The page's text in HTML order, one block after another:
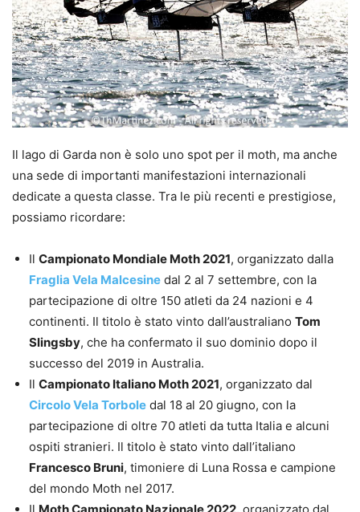
Il lago di Garda non è solo uno spot per il moth, ma anche
una sede di importanti manifestazioni internazionali
dedicate a questa classe. Tra le più recenti e prestigiose,
possiamo ricordare:
Il Campionato Mondiale Moth 2021, organizzato dalla
Fraglia Vela Malcesine dal 2 al 7 settembre, con la
partecipazione di oltre 150 atleti da 24 nazioni e 4
continenti. Il titolo è stato vinto dall’australiano Tom
Slingsby, che ha confermato il suo dominio dopo il
successo del 2019 in Australia.
Il Campionato Italiano Moth 2021, organizzato dal
Circolo Vela Torbole dal 18 al 20 giugno, con la
partecipazione di oltre 70 atleti da tutta Italia e alcuni
ospiti stranieri. Il titolo è stato vinto dall’italiano
Francesco Bruni, timoniere di Luna Rossa e campione
del mondo Moth nel 2017.